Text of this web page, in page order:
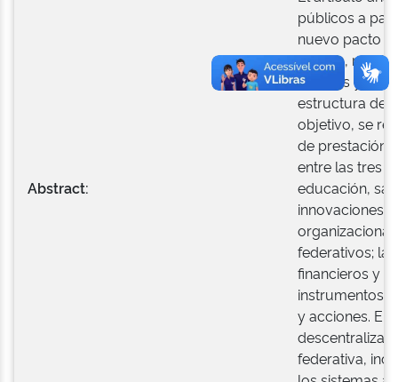
Abstract:
públicos a
nuevo pacto
política,
estados y
estructura de
objetivo, se
de prestación
entre las tres
educación,
innovaciones
federativos; la
financieros y
instrumentos
y acciones. El
federativa,